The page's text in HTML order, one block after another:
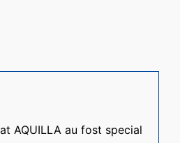
AQUILLA au fost special